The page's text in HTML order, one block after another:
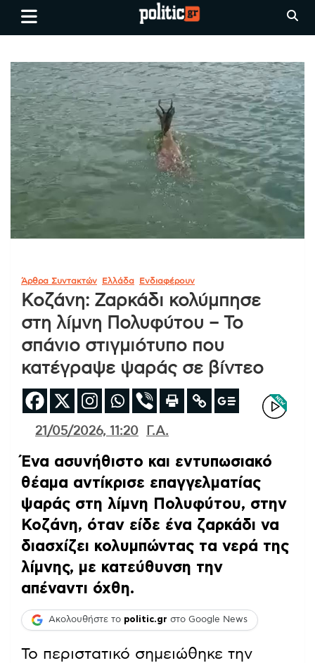
Skip
Ειδήσεις απο τη
Θεσσαλονίκη, την Ελλάδα και
όλο τον Κόσμο
politic.gr
Άρθρα Συντακτών Ελλάδα Ενδιαφέρουν
Κοζάνη: Ζαρκάδι κολύμπησε
στη λίμνη Πολυφύτου – Το
σπάνιο στιγμιότυπο που
κατέγραψε ψαράς σε βίντεο
21/05/2026, 11:20 Γ.Α.
Ένα ασυνήθιστο και εντυπωσιακό
θέαμα αντίκρισε επαγγελματίας
ψαράς στη λίμνη Πολυφύτου, στην
Κοζάνη, όταν είδε ένα ζαρκάδι να
διασχίζει κολυμπώντας τα νερά της
λίμνης, με κατεύθυνση την
απέναντι όχθη.
Ακολουθήστε το politic.gr στο Google News
Το περιστατικό σημειώθηκε την